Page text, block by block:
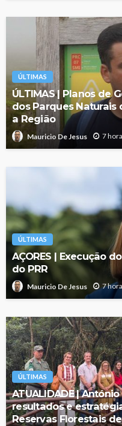
ÚLTIMAS
ÚLTIMAS | Planos de
dos Parques Naturais
a Região
Mauricio De Jesus 7
ÚLTIMAS
AÇORES | Execução
do PRR
Mauricio De Jesus 7
ÚLTIMAS
ATUALIDADE |
resultados e
Reservas Florestais